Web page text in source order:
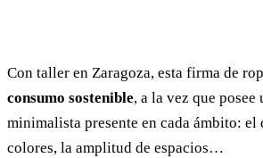
Con taller en Zaragoza, esta firma de
consumo sostenible, a la vez que posee
minimalista presente en cada ámbito: el
colores, la amplitud de espacios…